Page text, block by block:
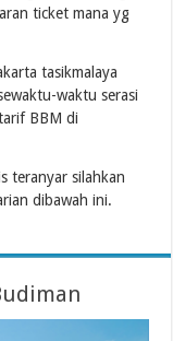
ticket mana yg
tasikmalaya
waktu serasi
BBM di
teranyar silahkan
dibawah ini.